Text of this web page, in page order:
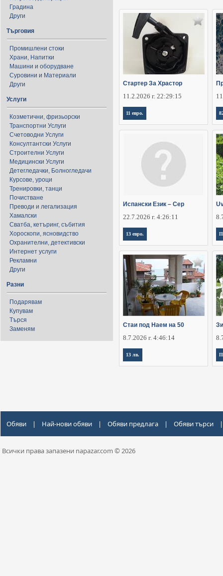
Градина
Други
Търговия
Промишлени стоки
Храни, Напитки
Машини и оборудване
Суровини и Материали
Други
Услуги
Козметични, фризьорски
Транспортни Услуги
Счетоводни Услуги
Консултантски Услуги
Строителни Услуги
Медицински Услуги
Детегледачки, Болногледачи
Курсове, уроци
Тренировки, танци
Почистване
Преводи и легализация
Хамалски
Сватба, кетъринг, събития
Хороскопи, ясновидство
Охранителни, детективски
Интернет услуги
Рекламни
Други
Разни
Подарявам
Купувам
Търся
Заменям
Стартер За Храстор
11.2.2026 г. 22:29:15
11 евро.
Испански Език – Сер
22.7.2026 г. 4:26:11
13 евро.
Стаи под Наем на 50
8.7.2026 г. 4:46:14
13 лв.
Обяви | Най-нови обяви | Обяви предлага | Обяви търси |
Всички права запазени napazar.com © 2026